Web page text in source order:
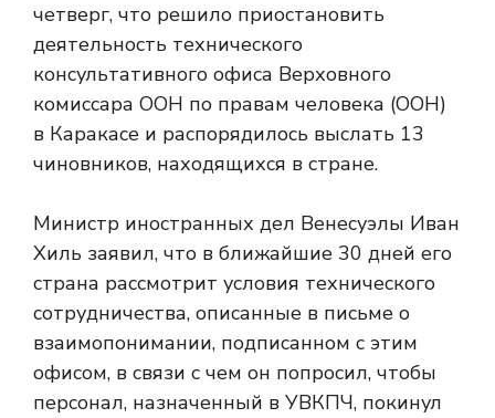
четверг, что решило приостановить
деятельность технического
консультативного офиса Верховного
комиссара ООН по правам человека (ООН)
в Каракасе и распорядилось выслать 13
чиновников, находящихся в стране.
Министр иностранных дел Венесуэлы Иван
Хиль заявил, что в ближайшие 30 дней его
страна рассмотрит условия технического
сотрудничества, описанные в письме о
взаимопонимании, подписанном с этим
офисом, в связи с чем он попросил, чтобы
персонал, назначенный в УВКПЧ, покинул